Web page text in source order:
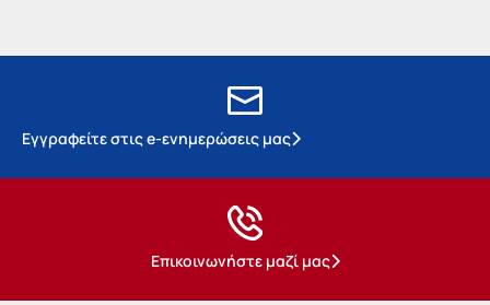
Εγγραφείτε στις e-ενημερώσεις μας
Επικοινωνήστε μαζί μας